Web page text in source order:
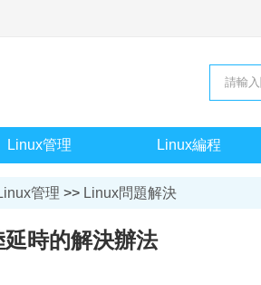
Linux管理 Linux編程
管理 >> Linux問題解決
時的解決辦法